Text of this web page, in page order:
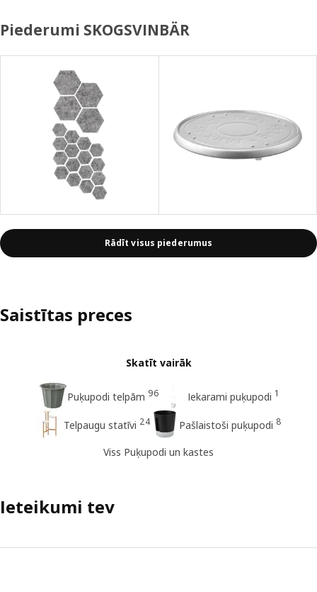
Piederumi SKOGSVINBÄR
Rādīt visus piederumus
Saistītas preces
Skatīt vairāk
Puķupodi telpām 96 Iekarami puķupodi 1
Telpaugu statīvi 24 Pašlaistoši puķupodi 8
Viss Puķupodi un kastes
Ieteikumi tev